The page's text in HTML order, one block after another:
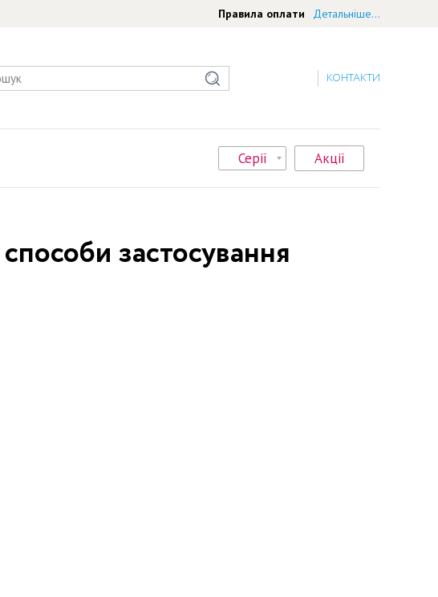
Правила оплати Детальніше...
КОНТАКТИ
Серії Акції
застосування